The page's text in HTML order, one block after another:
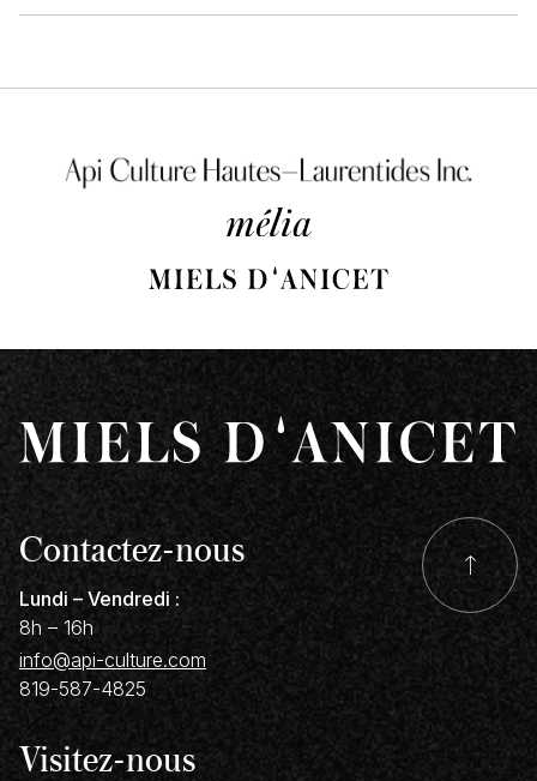
Contactez-nous
Lundi – Vendredi :
8h – 16h
info@api-culture.com
819-587-4825
Visitez-nous